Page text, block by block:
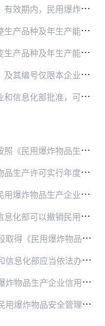
，应当向工业和信息化部提出申请，提交本办法第七条第（一）项至第（三…
生产民用爆炸物品的，应当依照本办法重新申请办理《民用爆炸物品生产…
业主管部门备案。省级民爆行业主管部门将备案情况按年度汇总后报工业…
用，不得转让、买卖、出租、出借。
并符合民用爆炸物品生产条件的企业生产其获准生产的民用爆炸物品。…
行生产，生产作业应当执行安全技术规程等规定。
向注册地省级民爆行业主管部门报送《民用爆炸物品生产许可证年度报告…
事项目录，随机选派检查人员，随机抽取被检查企业。抽查情况和查处结…
销民用爆炸物品生产许可：
爆炸物品生产许可。企业3年内不得再次提出民用爆炸物品生产许可申请。
民用爆炸物品生产许可证》注销手续：
产企业违反本办法并受到行政处罚的行为记入信用档案。
的行为，有权向负有监督管理职责的部门举报。